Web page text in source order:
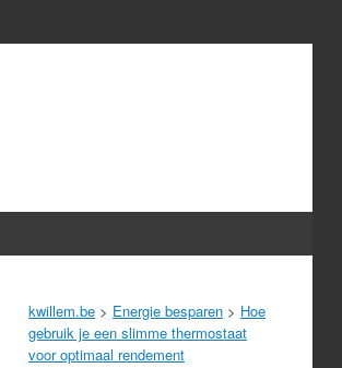
kwillem.be > Energie besparen > Hoe
gebruik je een slimme thermostaat
voor optimaal rendement